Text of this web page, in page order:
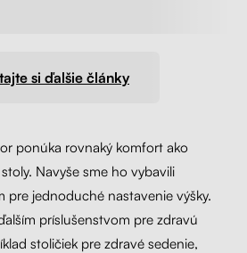
si ďalšie články
ponúka rovnaký komfort ako
Navyše sme ho vybavili
pre jednoduché nastavenie výšky.
príslušenstvom pre zdravú
stoličiek pre zdravé sedenie,